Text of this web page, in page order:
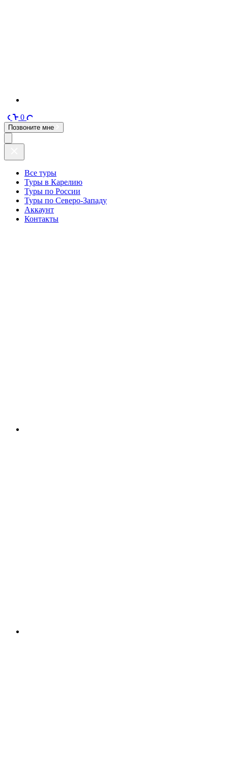
0
Позвоните мне
Все туры
Туры в Карелию
Туры по России
Туры по Северо-Западу
Аккаунт
Контакты